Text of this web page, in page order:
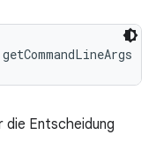
()
Entscheidung